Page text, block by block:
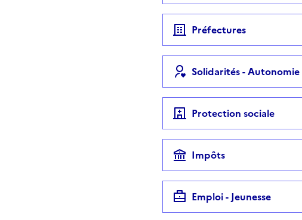
Préfectures
Solidarités - Autonomie
Protection sociale
Impôts
Emploi - Jeunesse